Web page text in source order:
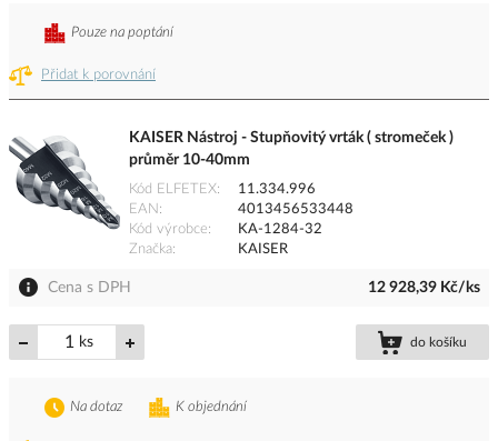
Přidat k porovnání
Pouze na poptání
KAISER Nástroj - Stupňovitý vrták ( stromeček )
průměr 10-40mm
Kód ELFETEX
11.334.996
EAN
4013456533448
Kód výrobce
KA-1284-32
Značka
KAISER
Cena s DPH 12 928,39 Kč/ks
ks do košíku
K objednání
Na dotaz